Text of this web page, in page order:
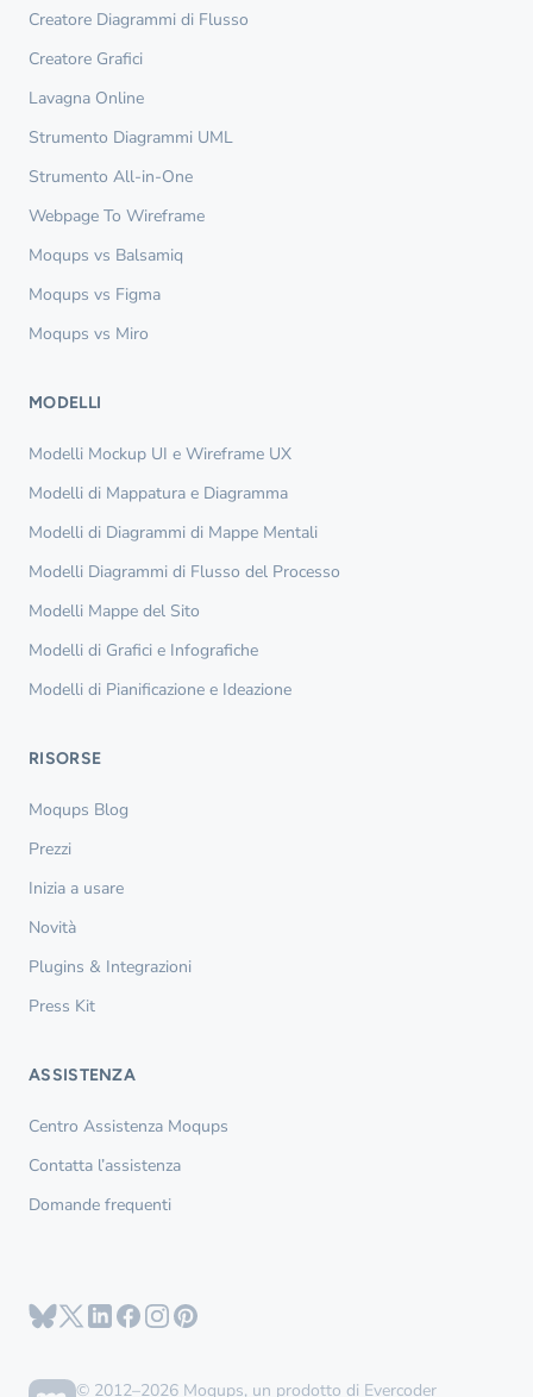
Creatore Diagrammi di Flusso
Creatore Grafici
Lavagna Online
Strumento Diagrammi UML
Strumento All-in-One
Webpage To Wireframe
Moqups vs Balsamiq
Moqups vs Figma
Moqups vs Miro
MODELLI
Modelli Mockup UI e Wireframe UX
Modelli di Mappatura e Diagramma
Modelli di Diagrammi di Mappe Mentali
Modelli Diagrammi di Flusso del Processo
Modelli Mappe del Sito
Modelli di Grafici e Infografiche
Modelli di Pianificazione e Ideazione
RISORSE
Moqups Blog
Prezzi
Inizia a usare
Novità
Plugins & Integrazioni
Press Kit
ASSISTENZA
Centro Assistenza Moqups
Contatta l’assistenza
Domande frequenti
© 2012–2026 Moqups, un prodotto di Evercoder